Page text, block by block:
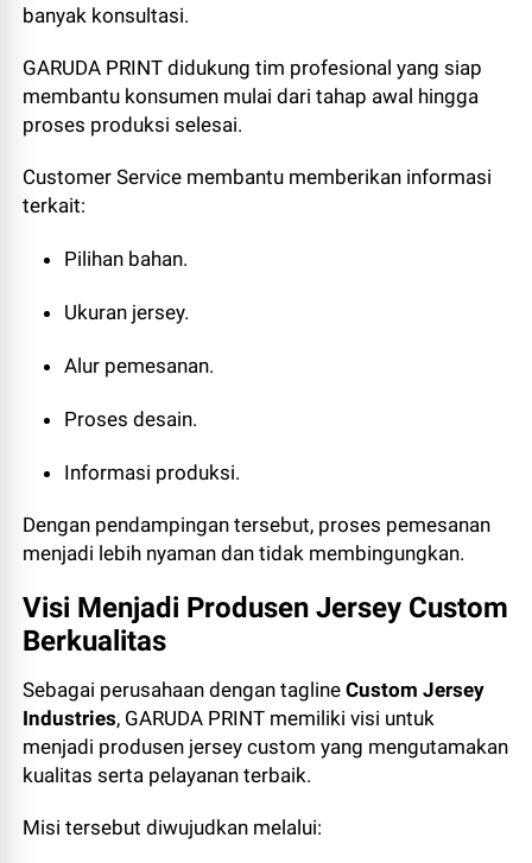
banyak konsultasi.
GARUDA PRINT didukung tim profesional yang siap
membantu konsumen mulai dari tahap awal hingga
proses produksi selesai.
Customer Service membantu memberikan informasi
terkait:
Pilihan bahan.
Ukuran jersey.
Alur pemesanan.
Proses desain.
Informasi produksi.
Dengan pendampingan tersebut, proses pemesanan
menjadi lebih nyaman dan tidak membingungkan.
Visi Menjadi Produsen Jersey Custom
Berkualitas
Sebagai perusahaan dengan taglineCustom Jersey
Industries, GARUDA PRINT memiliki visi untuk
menjadi produsen jersey custom yang mengutamakan
kualitas serta pelayanan terbaik.
Misi tersebut diwujudkan melalui: